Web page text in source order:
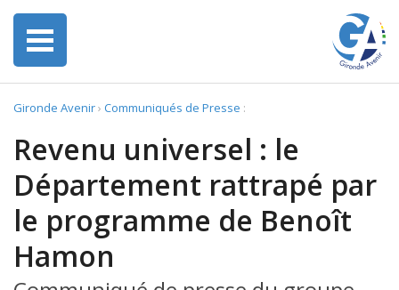
Gironde Avenir› Communiqués de Presse :
Revenu universel : le
Département rattrapé par
le programme de Benoît
Hamon